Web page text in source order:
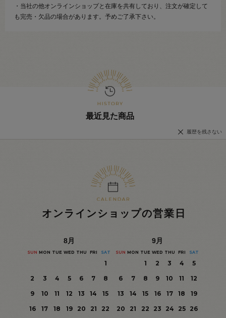
・当社の他オンラインショップと在庫を共有しており、注文が確定して
も完売・欠品の場合があります。予めご了承下さい。
最近見た商品
履歴を残さない
オンラインショップの営業日
8月
SUN MON TUE WED THU FRI SAT
1
2
3 4 5 6 7
8
9
10 11 12 13 14
15
16
17 18 19 20 21
22
9月
SUN MON TUE WED THU FRI SAT
1 2 3 4
5
6
7 8 9 10 11
12
13
14 15 16 17 18
19
20
21 22 23 24 25
26